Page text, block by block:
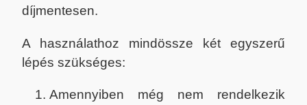
díjmentesen.
A használathoz mindössze két egyszerű
lépés szükséges:
Amennyiben még nem rendelkezik